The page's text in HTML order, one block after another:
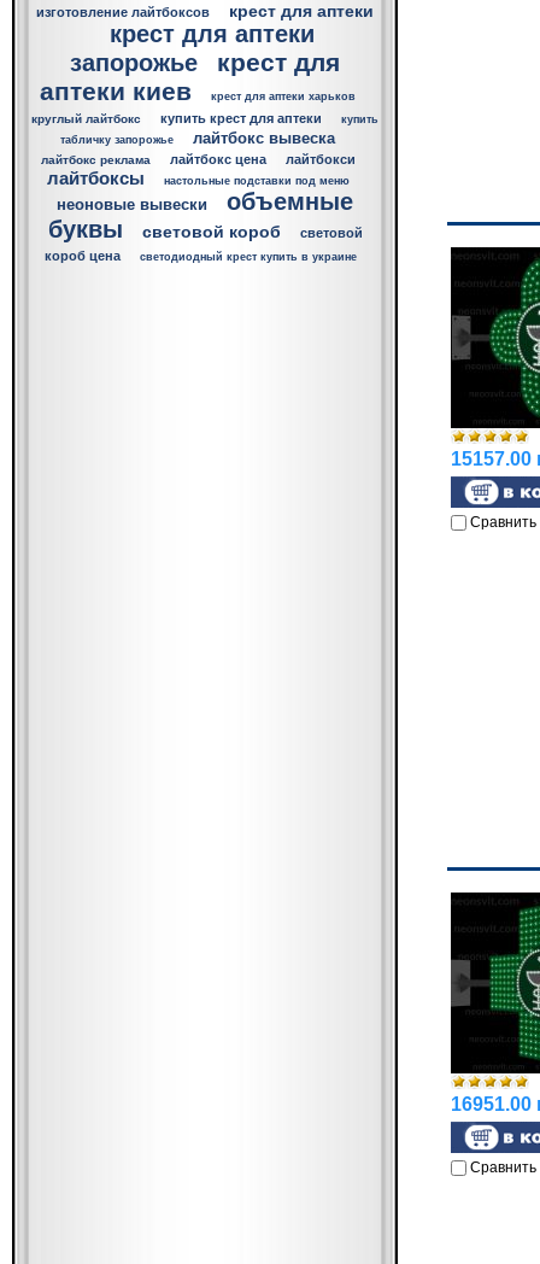
изготовление лайтбоксов крест для аптеки
крест для аптеки
запорожье
крест для
аптеки киев
крест для аптеки харьков
круглый лайтбокс купить крест для аптеки
купить
табличку запорожье
лайтбокс вывеска
лайтбокс реклама лайтбокс цена лайтбокси
лайтбоксы настольные подставки под меню
неоновые вывески
объемные
буквы
световой короб
световой
короб цена
светодиодный крест купить в украине
15157.00
Сравнить
16951.00
Сравнить